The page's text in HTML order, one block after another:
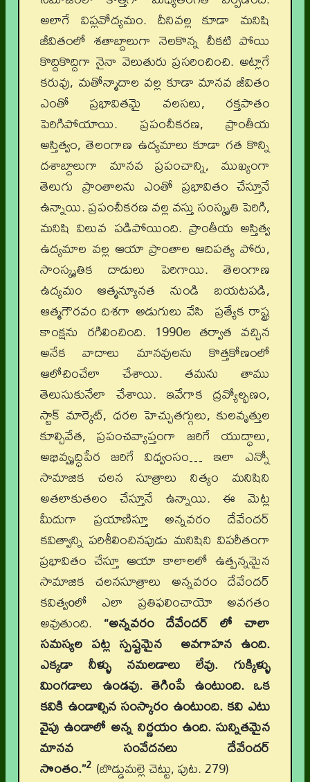
అలాగే విప్లవోద్యమం. దీనివల్ల కూడా మనిషి
జీవితంలో శతాబ్దాలుగా నెలకొన్న చీకటి పోయి
కొద్దికొద్దిగా నైనా వెలుతురు ప్రసరించించి. అట్లాగే
కరువు, మతోన్మాదాల వల్ల కూడా మానవ జీవితం
ఎంతో ప్రభావితమై వలసలు, రక్తపాతం
పెరిగిపోయాయి. ప్రపంచీకరణ, ప్రాంతీయ
అస్తిత్వం, తెలంగాణ ఉద్యమాలు కూడా గత కొన్ని
దశాబ్దాలుగా మానవ ప్రపంచాన్ని, ముఖ్యంగా
తెలుగు ప్రాంతాలను ఎంతో ప్రభావితం చేస్తూనే
ఉన్నాయి. ప్రపంచీకరణ వల్ల వస్తు సంస్కృతి పెరిగి,
మనిషి విలువ పడిపోయింది. ప్రాంతీయ అస్తిత్వ
ఉద్యమాల వల్ల ఆయా ప్రాంతాల ఆదిపత్య పోరు,
సాంస్కృతిక దాడులు పెరిగాయి. తెలంగాణ
ఉద్యమం ఆత్మన్యూనత నుండి బయటపడి,
ఆత్మగౌరవం దిశగా అడుగులు వేసి ప్రత్యేక రాష్ట్ర
కాంక్షను రగిలించింది. 1990ల తర్వాత వచ్చిన
అనేక వాదాలు మానవులను కొత్తకోణంలో
ఆలోచించేలా చేశాయి. తమను తాము
తెలుసుకునేలా చేశాయి. ఇవేగాక ద్రవ్యోల్భణం,
స్టాక్ మార్కెట్, ధరల హెచ్చుతగ్గులు, కులవృత్తుల
కూల్చివేత, ప్రపంచవ్యాప్తంగా జరిగే యుద్ధాలు,
అభివ్వృద్ధిపేర జరిగే విధ్వంసం… ఇలా ఎన్నో
సామాజిక చలన సూత్రాలు నిత్యం మనిషిని
అతలాకుతలం చేస్తూనే ఉన్నాయి. ఈ మెట్ల
మీదుగా ప్రయాణిస్తూ అన్నవరం దేవేందర్
కవిత్వాన్ని పరిశీలించినపుడు మనిషిని విపరీతంగా
ప్రభావితం చేస్తూ ఆయా కాలాలలో ఉత్పన్నమైన
సామాజిక చలనసూత్రాలు అన్నవరం దేవేందర్
కవిత్వoలో ఎలా ప్రతిఫలించాయో అవగతం
అవుతుంది. “అన్నవరం దేవేందర్ లో చాలా
సమస్యల పట్ల స్పష్టమైన అవగాహన ఉంది.
ఎక్కడా నీళ్ళు నమలడాలు లేవు. గుక్కిళ్ళు
మింగడాలు ఉండవు. తెగిoపే ఉంటుంది. ఒక
కవికి ఉండాల్సిన సంస్కారం ఉంటుంది. కవి ఎటు
వైపు ఉండాలో అన్న నిర్ణయం ఉంది. సున్నితమైన
మానవ సంవేదనలు దేవేందర్
సొంతం.”2 (బొడ్డుమల్లె చెట్టు, పుట. 279)